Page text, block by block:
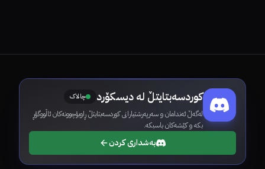
کوردسەبتایتڵ لە دیسکۆرد چالاک
لەگەڵ ئەندامان و سەرپەرشتیارانی کوردسەبتایتڵ ڕاوبۆچوونەکان ئاڵووگۆڕ
بکە و کێشەکان باسبکە.
بەشداری کردن